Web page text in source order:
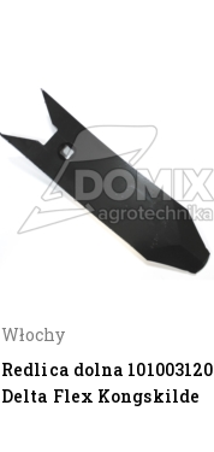
Włochy
Redlica dolna 101003120
Delta Flex Kongskilde